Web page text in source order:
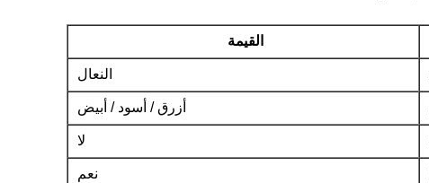
القيمة
النعال
أزرق / أسود / أبيض
لا
نعم